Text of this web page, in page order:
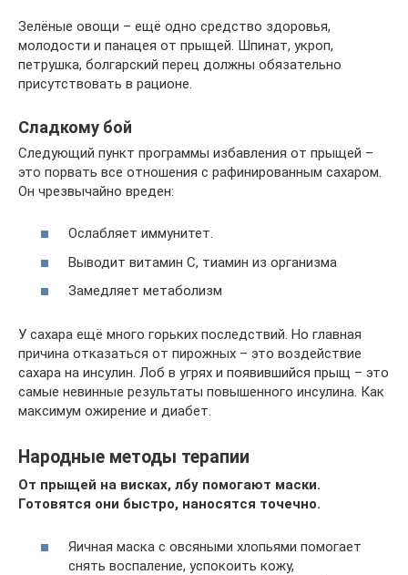
Зелёные овощи – ещё одно средство здоровья,
молодости и панацея от прыщей. Шпинат, укроп,
петрушка, болгарский перец должны обязательно
присутствовать в рационе.
Сладкому бой
Следующий пункт программы избавления от прыщей –
это порвать все отношения с рафинированным сахаром.
Он чрезвычайно вреден:
Ослабляет иммунитет.
Выводит витамин C, тиамин из организма
Замедляет метаболизм
У сахара ещё много горьких последствий. Но главная
причина отказаться от пирожных – это воздействие
сахара на инсулин. Лоб в угрях и появившийся прыщ – это
самые невинные результаты повышенного инсулина. Как
максимум ожирение и диабет.
Народные методы терапии
От прыщей на висках, лбу помогают маски.
Готовятся они быстро, наносятся точечно.
Яичная маска с овсяными хлопьями помогает
снять воспаление, успокоить кожу,